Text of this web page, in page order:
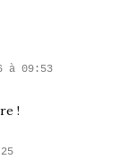
à 09:53
!